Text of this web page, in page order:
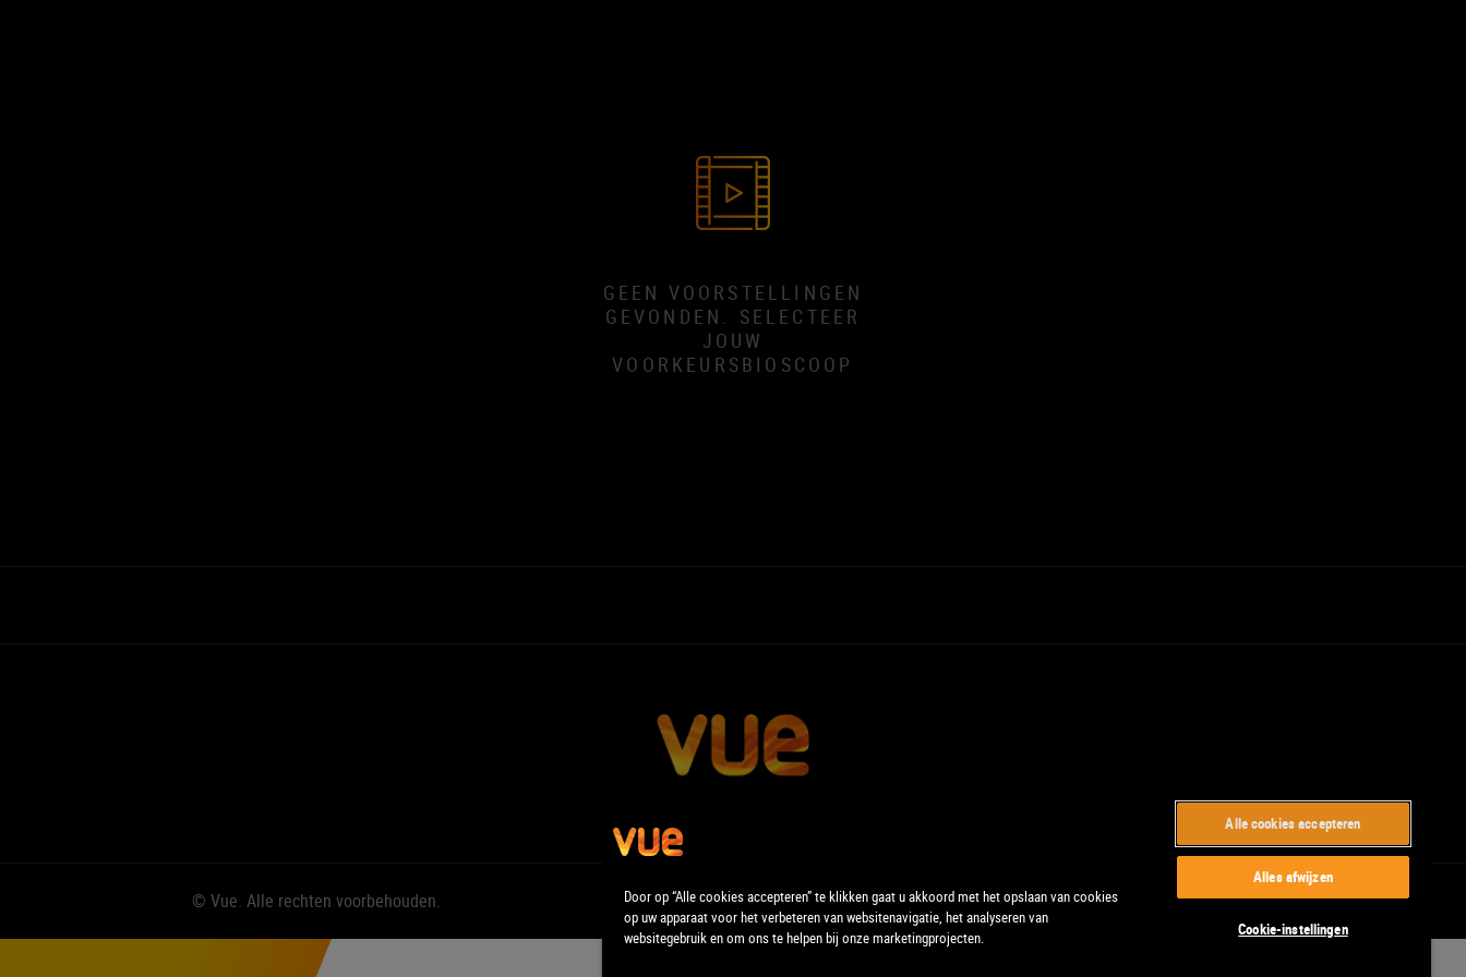
GEEN VOORSTELLINGEN
GEVONDEN. SELECTEER
JOUW
VOORKEURSBIOSCOOP
© Vue. Alle rechten voorbehouden.
Door op “Alle cookies accepteren” te klikken gaat u akkoord met het opslaan van cookies
op uw apparaat voor het verbeteren van websitenavigatie, het analyseren van
websitegebruik en om ons te helpen bij onze marketingprojecten.
Alle cookies accepteren
Alles afwijzen
Cookie-instellingen